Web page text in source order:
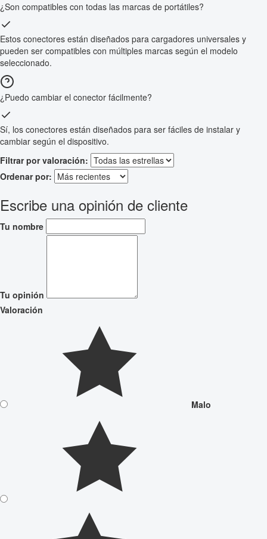
¿Son compatibles con todas las marcas de portátiles?
Estos conectores están diseñados para cargadores universales y
pueden ser compatibles con múltiples marcas según el modelo
seleccionado.
¿Puedo cambiar el conector fácilmente?
Sí, los conectores están diseñados para ser fáciles de instalar y
cambiar según el dispositivo.
Filtrar por valoración:
Ordenar por:
Escribe una opinión de cliente
Tu nombre
Tu opinión
Valoración
Malo